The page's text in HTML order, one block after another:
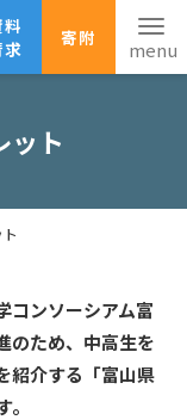
求
寄附
企業・研究者の方
教職員の方
ット
コンソーシアム富
のため、中高生を
紹介する「富山県